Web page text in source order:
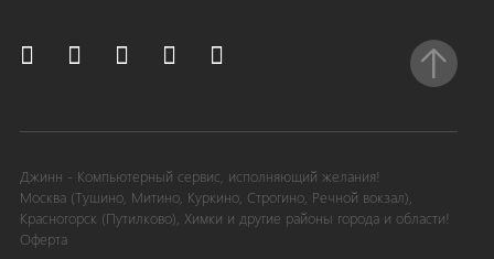
 
Джинн - Компьютерный сервис, исполняющий желания!
Москва (Тушино, Митино, Куркино, Строгино, Речной вокзал),
Красногорск (Путилково), Химки и другие районы города и области!
Оферта